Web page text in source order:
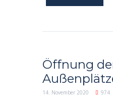
Öffnung
14. November 2020 974